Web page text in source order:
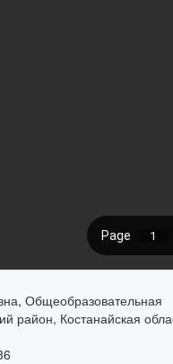
Общеобразовательная
район, Костанайская